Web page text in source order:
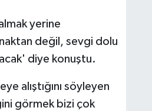
yerine
değil, sevgi dolu
diye konuştu.
alıştığını söyleyen
görmek bizi çok